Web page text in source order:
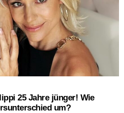
25 Jahre jünger! Wie
um?